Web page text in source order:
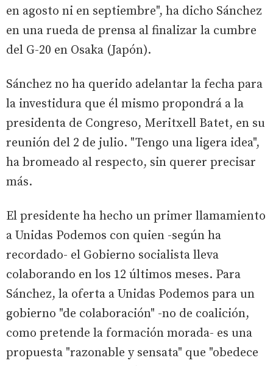
en agosto ni en septiembre", ha dicho Sánchez
en una rueda de prensa al finalizar la cumbre
del G-20 en Osaka (Japón).
Sánchez no ha querido adelantar la fecha para
la investidura que él mismo propondrá a la
presidenta de Congreso, Meritxell Batet, en su
reunión del 2 de julio. "Tengo una ligera idea",
ha bromeado al respecto, sin querer precisar
más.
El presidente ha hecho un primer llamamiento
a Unidas Podemos con quien -según ha
recordado- el Gobierno socialista lleva
colaborando en los 12 últimos meses. Para
Sánchez, la oferta a Unidas Podemos para un
gobierno "de colaboración" -no de coalición,
como pretende la formación morada- es una
propuesta "razonable y sensata" que "obedece